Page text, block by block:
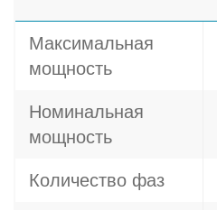
Максимальная
мощность
Номинальная
мощность
Количество фаз